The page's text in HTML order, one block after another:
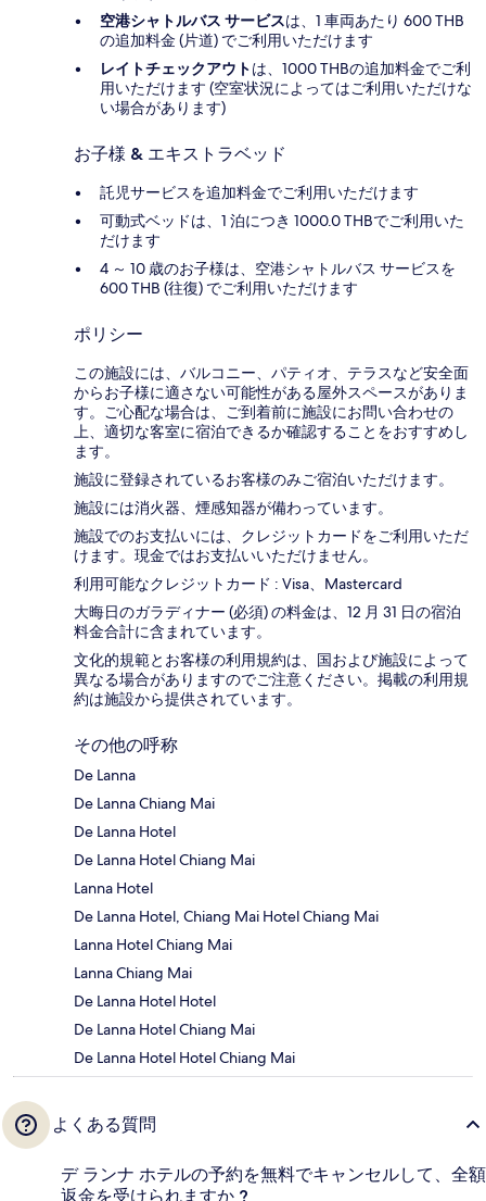
空港シャトルバス サービスは、1 車両あたり 600 THB
の追加料金 (片道) でご利用いただけます
レイトチェックアウトは、1000 THBの追加料金でご利
用いただけます (空室状況によってはご利用いただけな
い場合があります)
お子様 & エキストラベッド
託児サービスを追加料金でご利用いただけます
可動式ベッドは、1 泊につき 1000.0 THBでご利用いた
だけます
4 ～ 10 歳のお子様は、空港シャトルバス サービスを
600 THB (往復) でご利用いただけます
ポリシー
この施設には、バルコニー、パティオ、テラスなど安全面
からお子様に適さない可能性がある屋外スペースがありま
す。ご心配な場合は、ご到着前に施設にお問い合わせの
上、適切な客室に宿泊できるか確認することをおすすめし
ます。
施設に登録されているお客様のみご宿泊いただけます。
施設には消火器、煙感知器が備わっています。
施設でのお支払いには、クレジットカードをご利用いただ
けます。現金ではお支払いいただけません。
利用可能なクレジットカード : Visa、Mastercard
大晦日のガラディナー (必須) の料金は、12 月 31 日の宿泊
料金合計に含まれています。
文化的規範とお客様の利用規約は、国および施設によって
異なる場合がありますのでご注意ください。掲載の利用規
約は施設から提供されています。
その他の呼称
De Lanna
De Lanna Chiang Mai
De Lanna Hotel
De Lanna Hotel Chiang Mai
Lanna Hotel
De Lanna Hotel, Chiang Mai Hotel Chiang Mai
Lanna Hotel Chiang Mai
Lanna Chiang Mai
De Lanna Hotel Hotel
De Lanna Hotel Chiang Mai
De Lanna Hotel Hotel Chiang Mai
よくある質問
デ ランナ ホテルの予約を無料でキャンセルして、全額
返金を受けられますか ?